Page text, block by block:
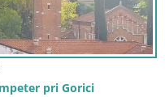
pri Gorici